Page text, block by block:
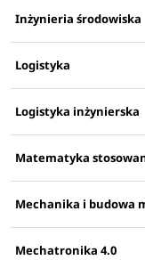
Inżynieria środowiska
Logistyka
Logistyka inżynierska
Matematyka
Mechanika i budowa
Mechatronika 4.0